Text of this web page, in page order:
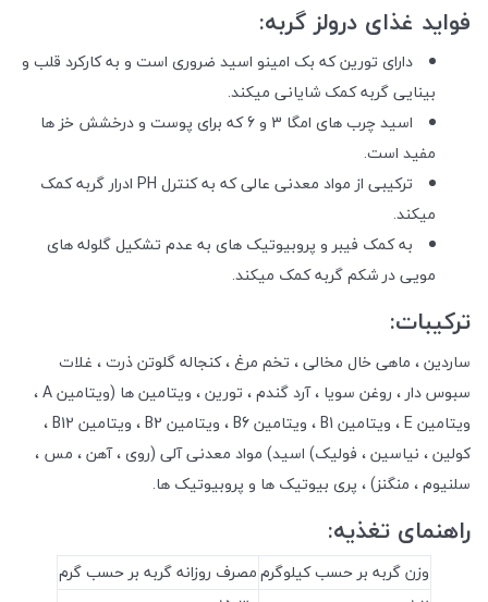
فواید غذای درولز گربه:
دارای تورین که بک امینو اسید ضروری است و به کارکرد قلب و
بینایی گربه کمک شایانی میکند.
اسید چرب های امگا 3 و 6 که برای پوست و درخشش خز ها
مفید است.
ترکیبی از مواد معدنی عالی که به کنترل PH ادرار گربه کمک
میکند.
به کمک فیبر و پروبیوتیک های به عدم تشکیل گلوله های
مویی در شکم گربه کمک میکند.
ترکیبات:
ساردین ، ماهی خال مخالی ، تخم مرغ ، کنجاله گلوتن ذرت ، غلات
سبوس دار ، روغن سویا ، آرد گندم ، تورین ، ویتامین ها (ویتامین A ،
ویتامین E ، ویتامین B1 ، ویتامین B6 ، ویتامین B2 ، ویتامین B12 ،
کولین ، نیاسین ، فولیک) اسید) مواد معدنی آلی (روی ، آهن ، مس ،
سلنیوم ، منگنز) ، پری بیوتیک ها و پروبیوتیک ها.
راهنمای تغذیه:
وزن گربه بر حسب کیلوگرممصرف روزانه گربه بر حسب گرم